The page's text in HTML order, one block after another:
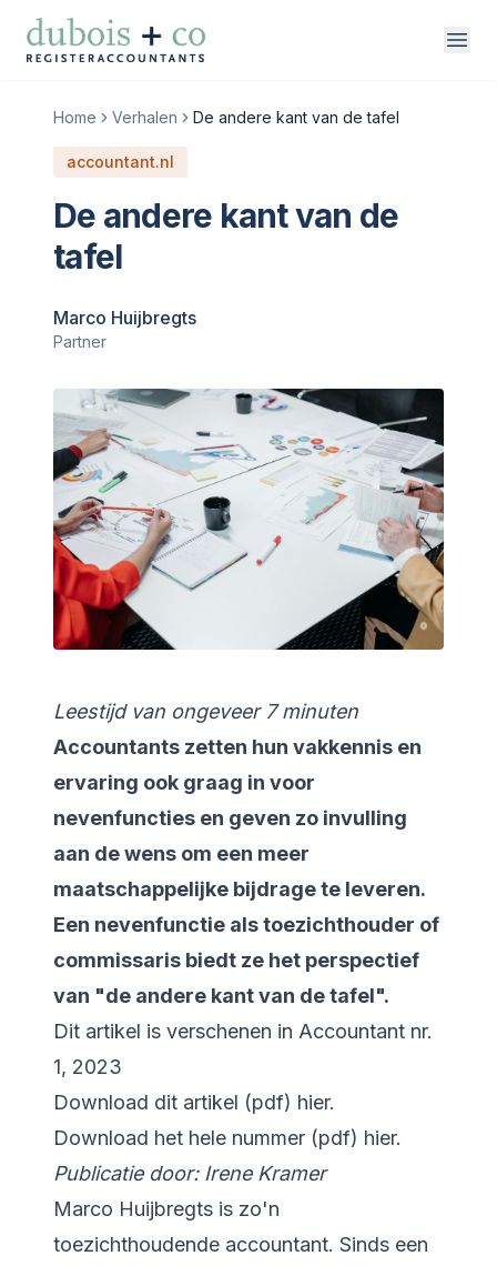
Direct naar inhoud
vakgebieden
over ons
werken bij
contact
Home Verhalen De andere kant van de tafel
accountant.nl
De andere kant van de
tafel
Marco Huijbregts
Partner
Leestijd van ongeveer 7 minuten
Accountants zetten hun vakkennis en
ervaring ook graag in voor
nevenfuncties en geven zo invulling
aan de wens om een meer
maatschappelijke bijdrage te leveren.
Een nevenfunctie als toezichthouder of
commissaris biedt ze het perspectief
van "de andere kant van de tafel".
Dit artikel is verschenen in Accountant nr.
1, 2023
Download dit artikel (pdf) hier.
Download het hele nummer (pdf) hier.
Publicatie door: Irene Kramer
Marco Huijbregts is zo'n
toezichthoudende accountant. Sinds een